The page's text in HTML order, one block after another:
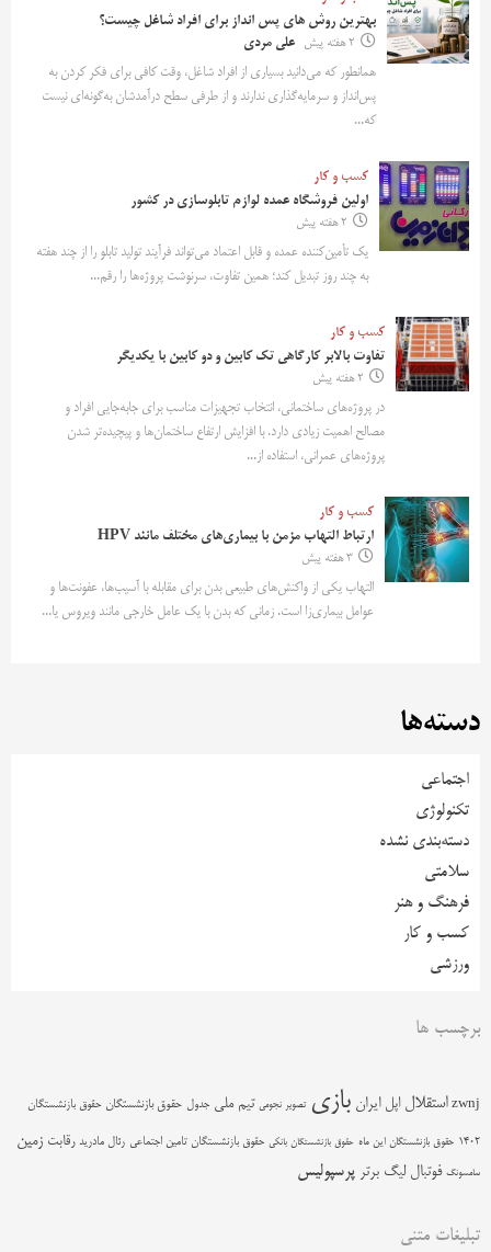
بهترین روش‌ های پس‌ انداز برای افراد شاغل چیست؟
2 هفته پیش
علی مردی
همانطور که می‌دانید بسیاری از افراد شاغل، وقت کافی برای فکر کردن به
پس‌انداز و سرمایه‌گذاری ندارند و از طرفی سطح درآمدشان به‌گونه‌ای نیست
که...
کسب و کار
اولین فروشگاه عمده لوازم تابلوسازی در کشور
2 هفته پیش
یک تأمین‌کننده عمده و قابل اعتماد می‌تواند فرآیند تولید تابلو را از چند هفته
به چند روز تبدیل کند؛ همین تفاوت، سرنوشت پروژه‌ها را رقم...
کسب و کار
تفاوت بالابر کارگاهی تک کابین و دو کابین با یکدیگر
2 هفته پیش
در پروژه‌های ساختمانی، انتخاب تجهیزات مناسب برای جابه‌جایی افراد و
مصالح اهمیت زیادی دارد. با افزایش ارتفاع ساختمان‌ها و پیچیده‌تر شدن
پروژه‌های عمرانی، استفاده از...
کسب و کار
ارتباط التهاب مزمن با بیماری‌های مختلف مانند HPV
3 هفته پیش
التهاب یکی از واکنش‌های طبیعی بدن برای مقابله با آسیب‌ها، عفونت‌ها و
عوامل بیماری‌زا است. زمانی که بدن با یک عامل خارجی مانند ویروس یا...
دسته‌ها
اجتماعی
تکنولوژی
دسته‌بندی نشده
سلامتی
فرهنگ و هنر
کسب و کار
ورزشی
برچسب ها
zwnj استقلال اپل ایران بازی تصویر نجومی تیم ملی جدول حقوق بازنشستگان حقوق بازنشستگان
1402 حقوق بازنشستگان این ماه حقوق بازنشستگان بانکی حقوق بازنشستگان تامین اجتماعی رئال مادرید رقابت زمین
سامسونگ فوتبال لیگ برتر پرسپولیس
تبلیغات متنی